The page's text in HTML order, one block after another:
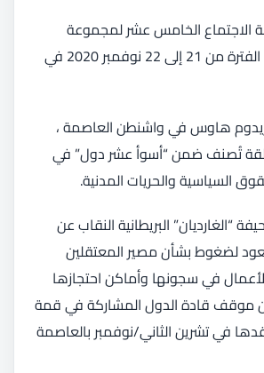
الاجتماع الخامس عشر لمجموعة
العشرين (G20) في الفترة من 21 إلى 22 نوفمبر 2020 في
هاوس في واشنطن العاصمة ،
تُصنف ضمن “أسوأ عشر دول” في
السياسية والحريات المدنية.
البريطانية النقاب عن
لضغوط بشأن مصير المعتقلين
في سجونها وأماكن احتجازها
موقف قادة الدول المشاركة في قمة
في تشرين الثاني/نوفمبر بالعاصمة